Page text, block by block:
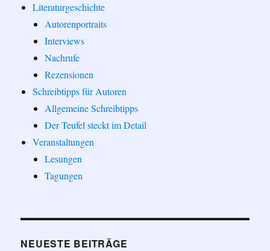
Literaturgeschichte
Autorenportraits
Interviews
Nachrufe
Rezensionen
Schreibtipps für Autoren
Allgemeine Schreibtipps
Der Teufel steckt im Detail
Veranstaltungen
Lesungen
Tagungen
NEUESTE BEITRÄGE